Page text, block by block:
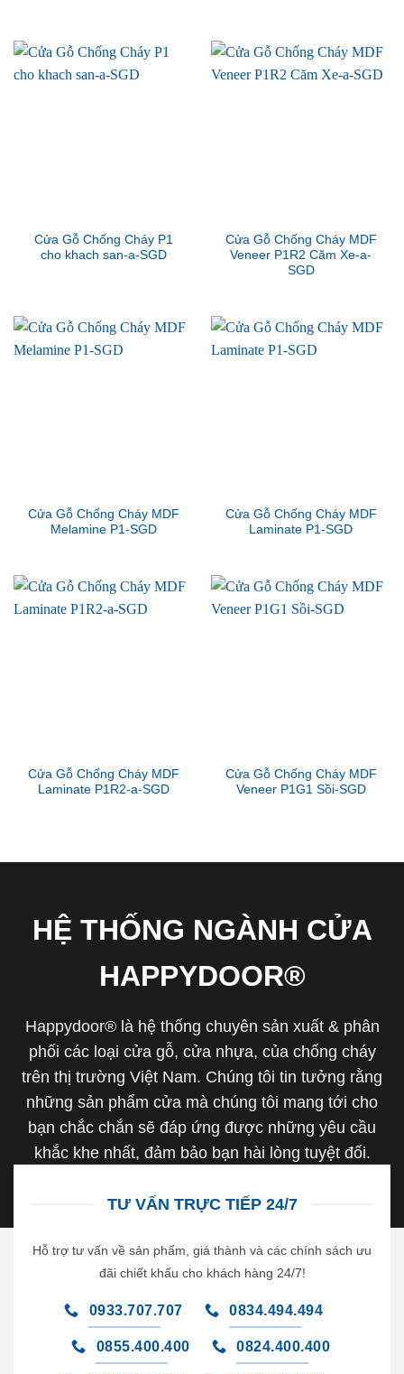
Cửa Gỗ Chống Cháy P1
cho khach san-a-SGD
Cửa Gỗ Chống Cháy MDF
Veneer P1R2 Căm Xe-a-
SGD
Cửa Gỗ Chống Cháy MDF
Melamine P1-SGD
Cửa Gỗ Chống Cháy MDF
Laminate P1-SGD
Cửa Gỗ Chống Cháy MDF
Laminate P1R2-a-SGD
Cửa Gỗ Chống Cháy MDF
Veneer P1G1 Sồi-SGD
HỆ THỐNG NGÀNH CỬA
HAPPYDOOR®
Happydoor® là hệ thống chuyên sản xuất & phân
phối các loại cửa gỗ, cửa nhựa, của chống cháy
trên thị trường Việt Nam. Chúng tôi tin tưởng rằng
những sản phẩm cửa mà chúng tôi mang tới cho
bạn chắc chắn sẽ đáp ứng được những yêu cầu
khắc khe nhất, đảm bảo bạn hài lòng tuyệt đối.
TƯ VẤN TRỰC TIẾP 24/7
Hỗ trợ tư vấn về sản phẩm, giá thành và các chính sách ưu
đãi chiết khấu cho khách hàng 24/7!
0933.707.707 0834.494.494
0855.400.400 0824.400.400